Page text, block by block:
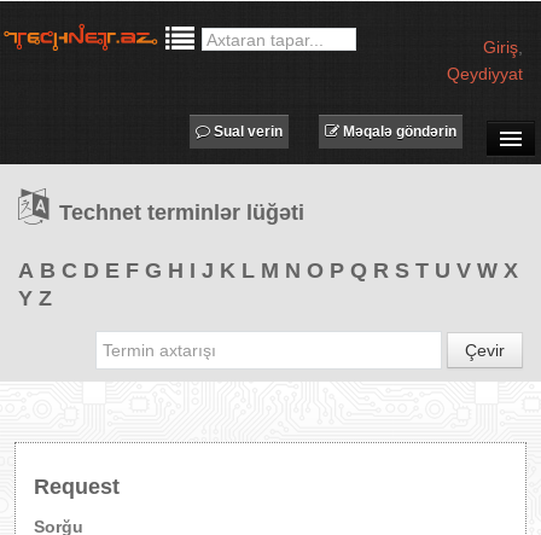
Giriş
Qeydiyyat
TƏDBİRLƏR
PROQRAMLAR
Məqalə göndərin
Sual verin
Technet terminlər lüğəti
A B C D E F G H I J K L M N O P Q R S T U V W X
Y Z
Çevir
Request
Sorğu